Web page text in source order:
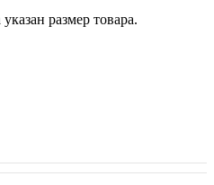
размер товара.